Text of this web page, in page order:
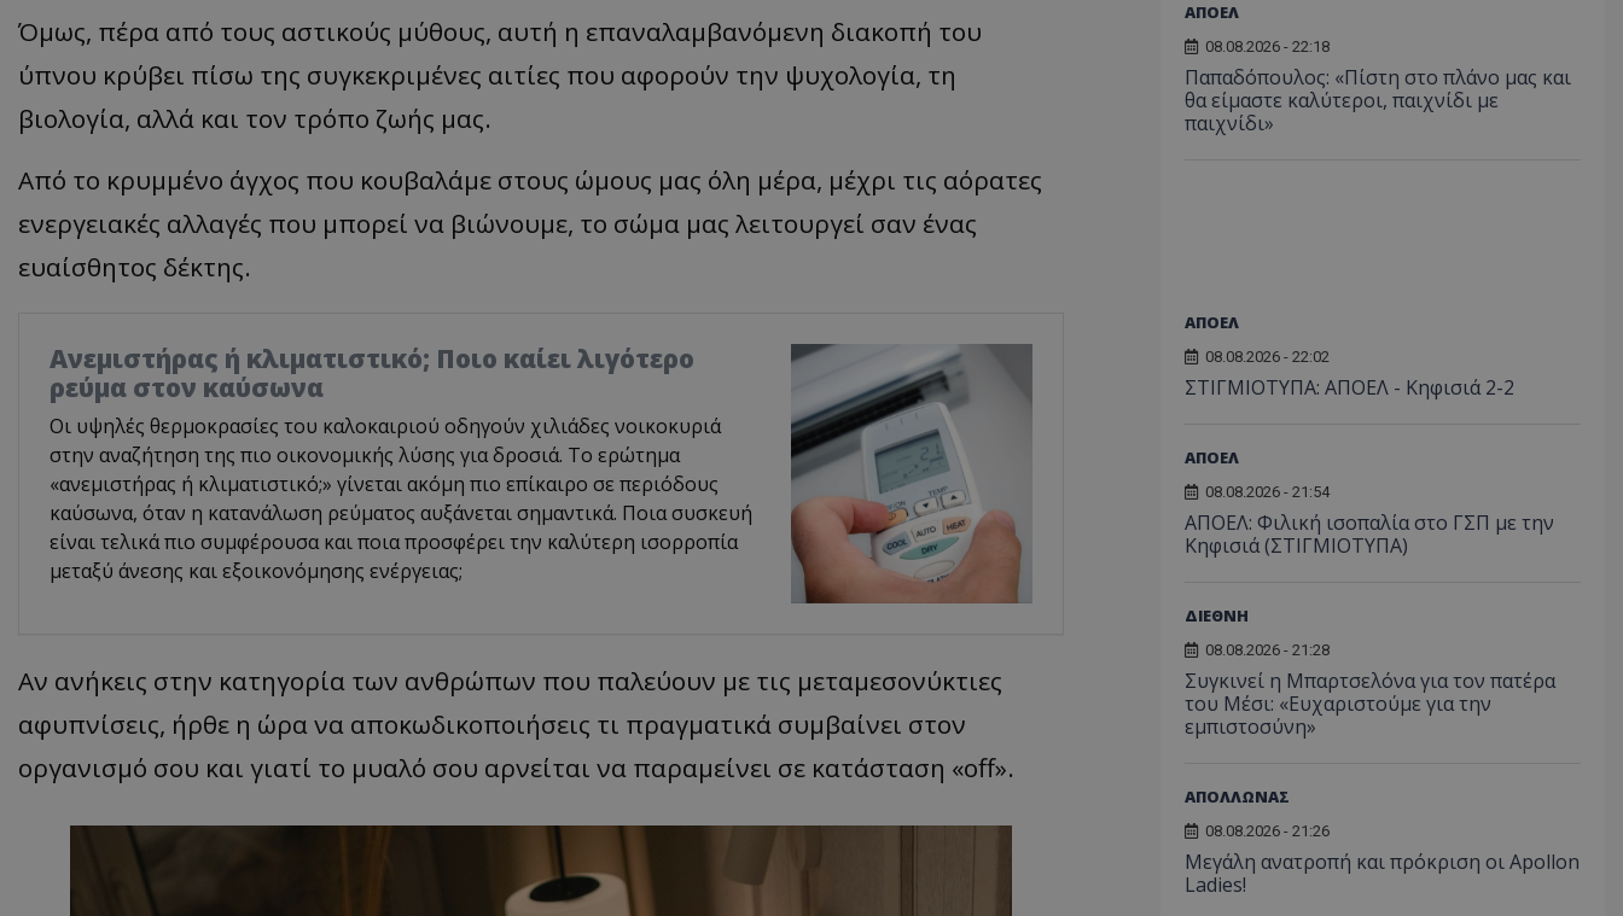
Όμως, πέρα από τους αστικούς μύθους, αυτή η επαναλαμβανόμενη διακοπή του
ύπνου κρύβει πίσω της συγκεκριμένες αιτίες που αφορούν την ψυχολογία, τη
βιολογία, αλλά και τον τρόπο ζωής μας.
Από το κρυμμένο άγχος που κουβαλάμε στους ώμους μας όλη μέρα, μέχρι τις αόρατες
ενεργειακές αλλαγές που μπορεί να βιώνουμε, το σώμα μας λειτουργεί σαν ένας
ευαίσθητος δέκτης.
Ανεμιστήρας ή κλιματιστικό; Ποιο καίει λιγότερο
ρεύμα στον καύσωνα
Οι υψηλές θερμοκρασίες του καλοκαιριού οδηγούν χιλιάδες νοικοκυριά
στην αναζήτηση της πιο οικονομικής λύσης για δροσιά. Το ερώτημα
«ανεμιστήρας ή κλιματιστικό;» γίνεται ακόμη πιο επίκαιρο σε περιόδους
καύσωνα, όταν η κατανάλωση ρεύματος αυξάνεται σημαντικά. Ποια συσκευή
είναι τελικά πιο συμφέρουσα και ποια προσφέρει την καλύτερη ισορροπία
μεταξύ άνεσης και εξοικονόμησης ενέργειας;
Αν ανήκεις στην κατηγορία των ανθρώπων που παλεύουν με τις μεταμεσονύκτιες
αφυπνίσεις, ήρθε η ώρα να αποκωδικοποιήσεις τι πραγματικά συμβαίνει στον
οργανισμό σου και γιατί το μυαλό σου αρνείται να παραμείνει σε κατάσταση «off».
ΑΠΟΕΛ
08.08.2026 - 22:18
Παπαδόπουλος: «Πίστη στο πλάνο μας και
θα είμαστε καλύτεροι, παιχνίδι με
παιχνίδι»
ΑΠΟΕΛ
08.08.2026 - 22:02
ΣΤΙΓΜΙΟΤΥΠΑ: ΑΠΟΕΛ - Κηφισιά 2-2
ΑΠΟΕΛ
08.08.2026 - 21:54
ΑΠΟΕΛ: Φιλική ισοπαλία στο ΓΣΠ με την
Κηφισιά (ΣΤΙΓΜΙΟΤΥΠΑ)
ΔΙΕΘΝΗ
08.08.2026 - 21:28
Συγκινεί η Μπαρτσελόνα για τον πατέρα
του Μέσι: «Ευχαριστούμε για την
εμπιστοσύνη»
ΑΠΟΛΛΩΝΑΣ
08.08.2026 - 21:26
Μεγάλη ανατροπή και πρόκριση οι Apollon
Ladies!